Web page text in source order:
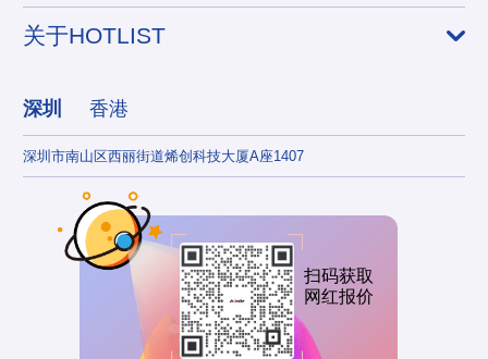
关于HOTLIST
深圳 香港
深圳市南山区西丽街道烯创科技大厦A座1407
扫码获取
网红报价